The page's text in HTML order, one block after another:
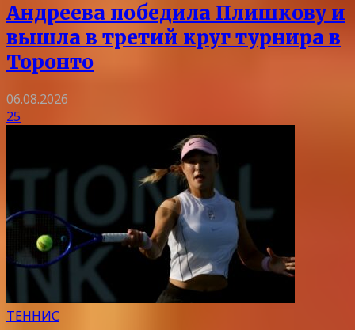
Андреева победила Плишкову и
вышла в третий круг турнира в
Торонто
06.08.2026
25
ТЕННИС